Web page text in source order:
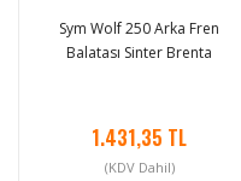
Sym Wolf 250 Arka Fren
Balatası Sinter Brenta
1.431,35 TL
(KDV Dahil)